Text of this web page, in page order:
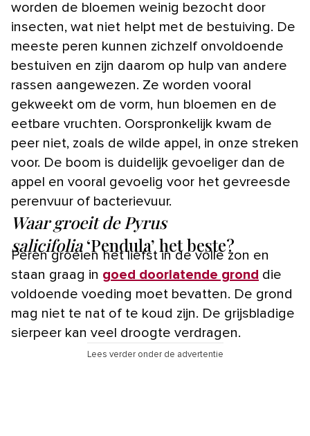
worden de bloemen weinig bezocht door
insecten, wat niet helpt met de bestuiving. De
meeste peren kunnen zichzelf onvoldoende
bestuiven en zijn daarom op hulp van andere
rassen aangewezen. Ze worden vooral
gekweekt om de vorm, hun bloemen en de
eetbare vruchten. Oorspronkelijk kwam de
peer niet, zoals de wilde appel, in onze streken
voor. De boom is duidelijk gevoeliger dan de
appel en vooral gevoelig voor het gevreesde
perenvuur of bacterievuur.
Waar groeit de Pyrus
salicifolia‘Pendula’ het beste?
Peren groeien het liefst in de volle zon en
staan graag in goed doorlatende grond die
voldoende voeding moet bevatten. De grond
mag niet te nat of te koud zijn. De grijsbladige
sierpeer kan veel droogte verdragen.
Lees verder onder de advertentie